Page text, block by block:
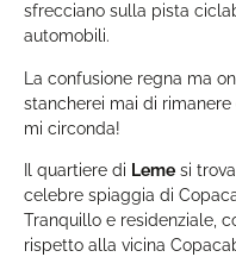
sfrecciano sulla pista
automobili.
La confusione regna ma
stancherei mai di
mi circonda!
Il quartiere di Leme si
celebre spiaggia di
Tranquillo e residenziale,
rispetto alla vicina